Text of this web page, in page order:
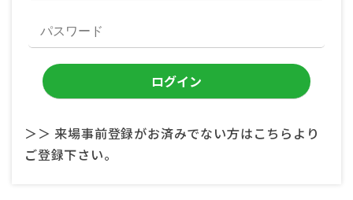
＞＞ 来場事前登録がお済みでない方はこちらより
ご登録下さい。